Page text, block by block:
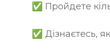
✅ Пройдете
✅ Дізнаєтесь,